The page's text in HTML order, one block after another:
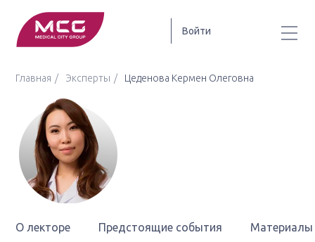
Войти
Главная Эксперты Цеденова Кермен Олеговна
О лекторе Предстоящие события Материалы